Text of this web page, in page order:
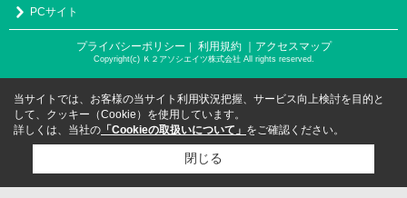
PCサイト
プライバシーポリシー ｜ 利用規約 ｜アクセスマップ
Copyright(c) Ｋ２アソシエイツ株式会社 All rights reserved.
当サイトでは、お客様の当サイト利用状況把握、サービス向上検討を目的と
して、クッキー（Cookie）を使用しています。
詳しくは、当社の 「Cookieの取扱いについて」 をご確認ください。
閉じる